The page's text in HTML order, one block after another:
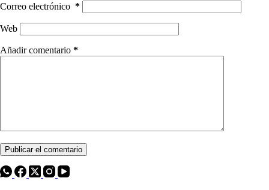
Correo electrónico *
Web
Añadir comentario *
Publicar el comentario